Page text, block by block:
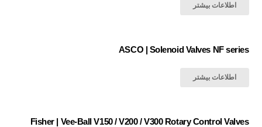
اطلاعات بیشتر
ASCO | Solenoid Valves NF series
اطلاعات بیشتر
Fisher | Vee-Ball V150 / V200 / V300 Rotary Control Valves